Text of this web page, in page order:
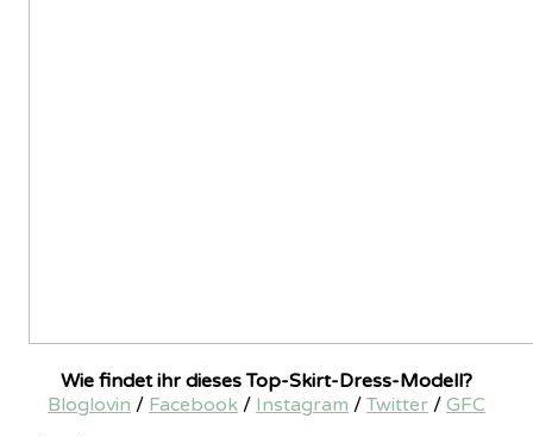
Wie findet ihr dieses Top-Skirt-Dress-Modell?
Bloglovin / Facebook / Instagram / Twitter / GFC